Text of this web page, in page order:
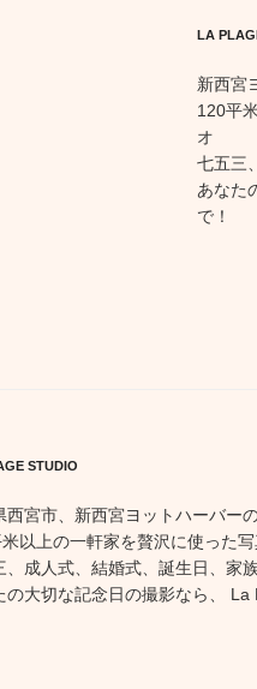
LA
新西宮
120平
オ
七五三
あなた
で！
STUDIO
西宮市、新西宮ヨットハーバー
以上の一軒家を贅沢に使った
、成人式、結婚式、誕生日、家
の大切な記念日の撮影なら、 La